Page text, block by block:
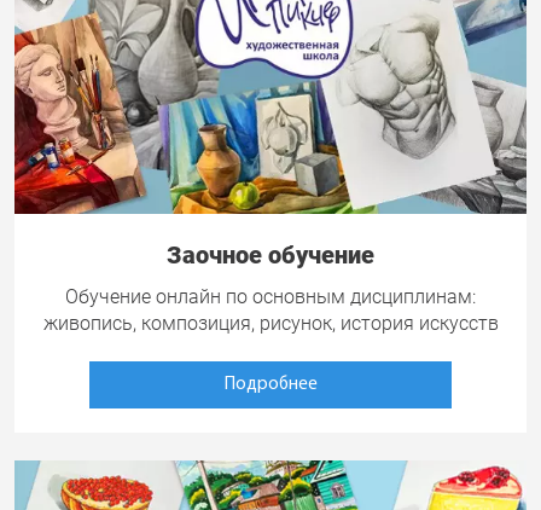
Заочное обучение
Обучение онлайн по основным дисциплинам:
живопись, композиция, рисунок, история искусств
Подробнее